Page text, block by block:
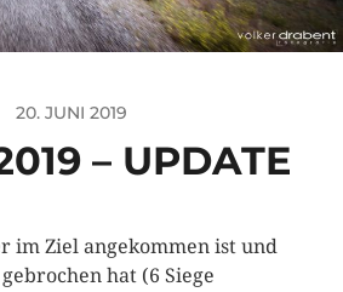
20. JUNI 2019
– UPDATE
im Ziel angekommen ist und
hat (6 Siege